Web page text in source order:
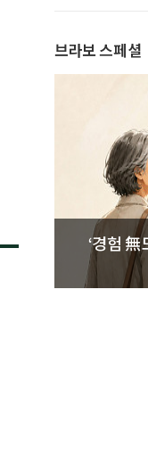
브라보 스페셜
‘경험 無